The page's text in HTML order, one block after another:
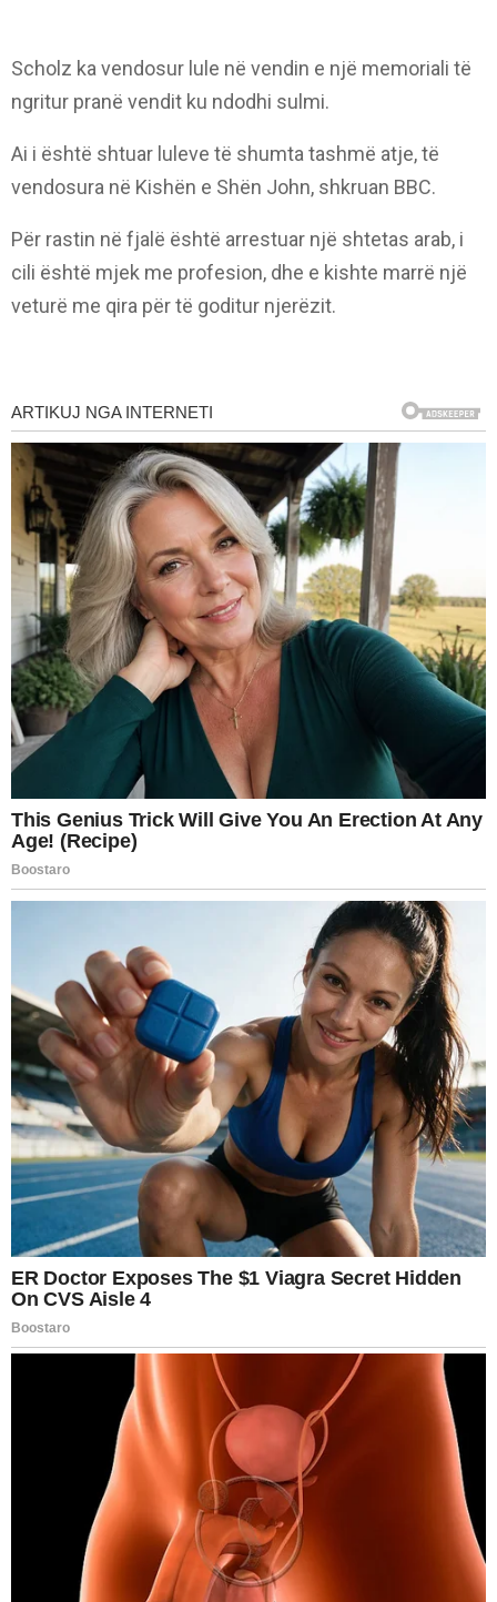
Scholz ka vendosur lule në vendin e një memoriali të
ngritur pranë vendit ku ndodhi sulmi.
Ai i është shtuar luleve të shumta tashmë atje, të
vendosura në Kishën e Shën John, shkruan BBC.
Për rastin në fjalë është arrestuar një shtetas arab, i
cili është mjek me profesion, dhe e kishte marrë një
veturë me qira për të goditur njerëzit.